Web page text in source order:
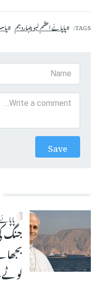
TAGS پاپائے اعظم لیو چہاردہم
جنگ